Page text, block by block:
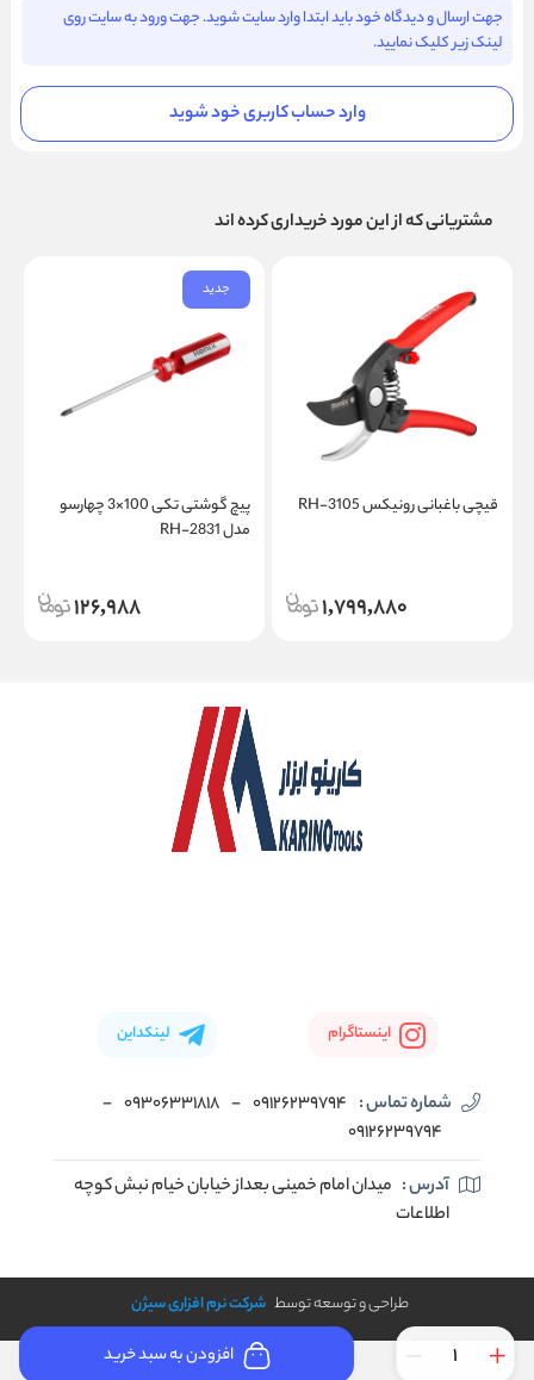
افزودن به سبد خرید
جهت ارسال و دیدگاه خود باید ابتدا وارد سایت شوید. جهت ورود به سایت روی
لینک زیر کلیک نمایید.
وارد حساب کاربری خود شوید
مشتریانی که از این مورد خریداری کرده اند
قیچی باغبانی رونیکس RH-3105
1,799,880
جدید
پیچ گوشتی تکی 100×3 چهارسو
مدل RH-2831
126,988
اینستاگرام لینکداین
شماره تماس : 09126239794
-
09306331818
-
09126239794
آدرس : میدان امام خمینی بعداز خیابان خیام نبش کوچه
اطلاعات
طراحی و توسعه توسط شرکت نرم افزاری سیژن